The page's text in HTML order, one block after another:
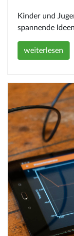
Kinder und
spannende
weiterlesen